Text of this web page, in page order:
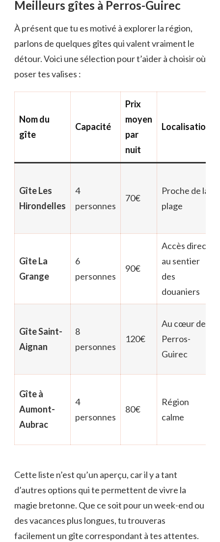
Meilleurs gîtes à Perros-Guirec
À présent que tu es motivé à explorer la région,
parlons de quelques gîtes qui valent vraiment le
détour. Voici une sélection pour t’aider à choisir où
poser tes valises :
Nom du
gîte
Capacité
Prix
moyen
par
nuit
Localisation
Gîte Les
Hirondelles
4
personnes
70€
Proche de la
plage
Gîte La
Grange
6
personnes
90€
Accès direct
au sentier
des
douaniers
Gîte Saint-
Aignan
8
personnes
120€
Au cœur de
Perros-
Guirec
Gîte à
Aumont-
Aubrac
4
personnes
80€
Région
calme
Cette liste n’est qu’un aperçu, car il y a tant
d’autres options qui te permettent de vivre la
magie bretonne. Que ce soit pour un week-end ou
des vacances plus longues, tu trouveras
facilement un gîte correspondant à tes attentes.